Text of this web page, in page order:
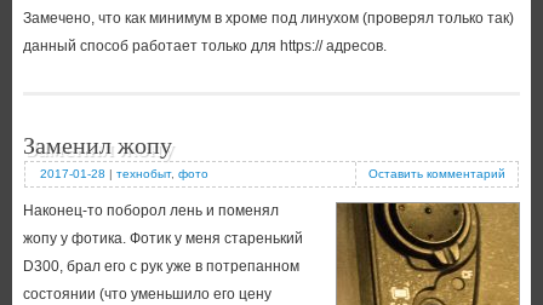
Замечено, что как минимум в хроме под линухом (проверял только так)
данный способ работает только для https:// адресов.
Заменил жопу
2017-01-28 технобыт, фото Оставить комментарий
Наконец-то поборол лень и поменял
жопу у фотика. Фотик у меня старенький
D300, брал его с рук уже в потрепанном
состоянии (что уменьшило его цену